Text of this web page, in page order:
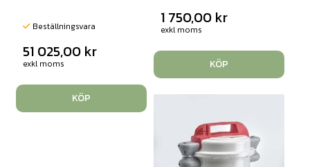
Beställningsvara
51 025,00 kr
exkl moms
KÖP
1 750,00 kr
exkl moms
KÖP